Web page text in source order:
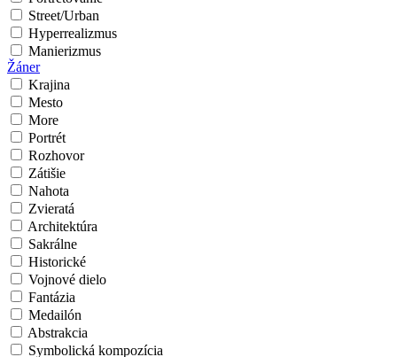
Street/Urban
Hyperrealizmus
Manierizmus
Žáner
Krajina
Mesto
More
Portrét
Rozhovor
Zátišie
Nahota
Zvieratá
Architektúra
Sakrálne
Historické
Vojnové dielo
Fantázia
Medailón
Abstrakcia
Symbolická kompozícia